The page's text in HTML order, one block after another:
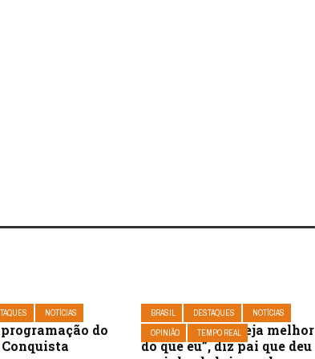
NOTÍCIAS
programação do
BRASIL DESTAQUES
NOTÍCIAS
OPINIÃO
TEMPO REAL
“Quero que ele seja melhor
do que eu”, diz pai que deu